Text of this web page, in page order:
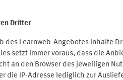
Dritter
des Learnweb-Angebotes Inhalte
setzt immer voraus, dass die
an den Browser des jeweiligen
die IP-Adresse lediglich zur